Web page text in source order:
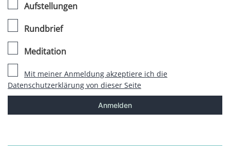
Aufstellungen
Rundbrief
Meditation
Mit meiner Anmeldung akzeptiere ich die
Datenschutzerklärung von dieser Seite